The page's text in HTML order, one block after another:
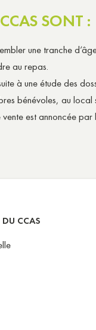
SONT :
une tranche
au repas.
à une étude des
bénévoles, au
est annoncée
DU CCAS